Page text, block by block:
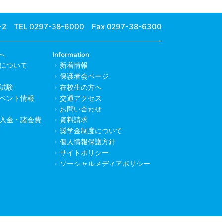
2 TEL 0297-38-6000 Fax 0297-38-6300
ついて
験
ント情報
金・諸会費
Information
新着情報
保護者会ページ
在校生の方へ
交通アクセス
お問い合わせ
資料請求
奨学金制度について
個人情報保護方針
サイトポリシー
ソーシャルメディアポリシー